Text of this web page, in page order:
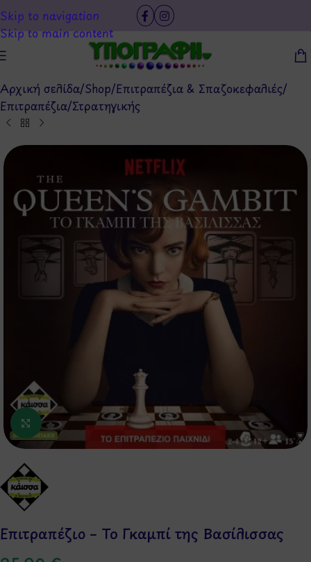
Skip to navigation
Skip to main content
Αρχική σελίδα/Shop/Επιτραπέζια & Σπαζοκεφαλιές/
Επιτραπέζια/Στρατηγικής
Κάντε κλικ για μεγέθυνση
Επιτραπέζιο – Το Γκαμπί της Βασίλισσας